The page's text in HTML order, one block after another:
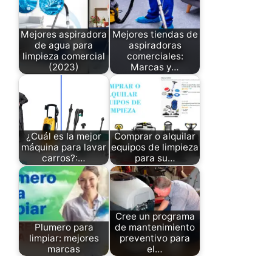
Mejores aspiradora
de agua para
limpieza comercial
(2023)
Mejores tiendas de
aspiradoras
comerciales:
Marcas y…
¿Cuál es la mejor
máquina para lavar
carros?:…
Comprar o alquilar
equipos de limpieza
para su…
Plumero para
limpiar: mejores
marcas
Cree un programa
de mantenimiento
preventivo para
el…